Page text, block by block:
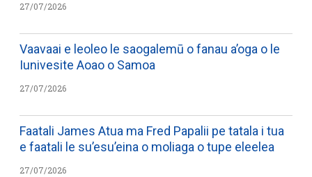
27/07/2026
Vaavaai e leoleo le saogalemū o fanau a’oga o le
Iunivesite Aoao o Samoa
27/07/2026
Faatali James Atua ma Fred Papalii pe tatala i tua
e faatali le su’esu’eina o moliaga o tupe eleelea
27/07/2026